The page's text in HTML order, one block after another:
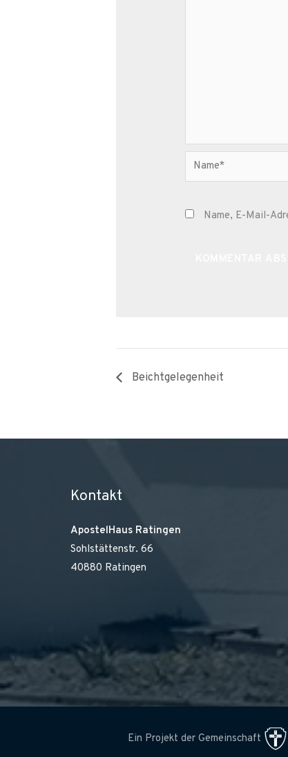
Name*
Name, E-Mail-
Beichtgelegenheit
Kontakt
ApostelHaus Ratingen
Sohlstättenstr. 66
40880 Ratingen
Ein Projekt der Gemeinschaft